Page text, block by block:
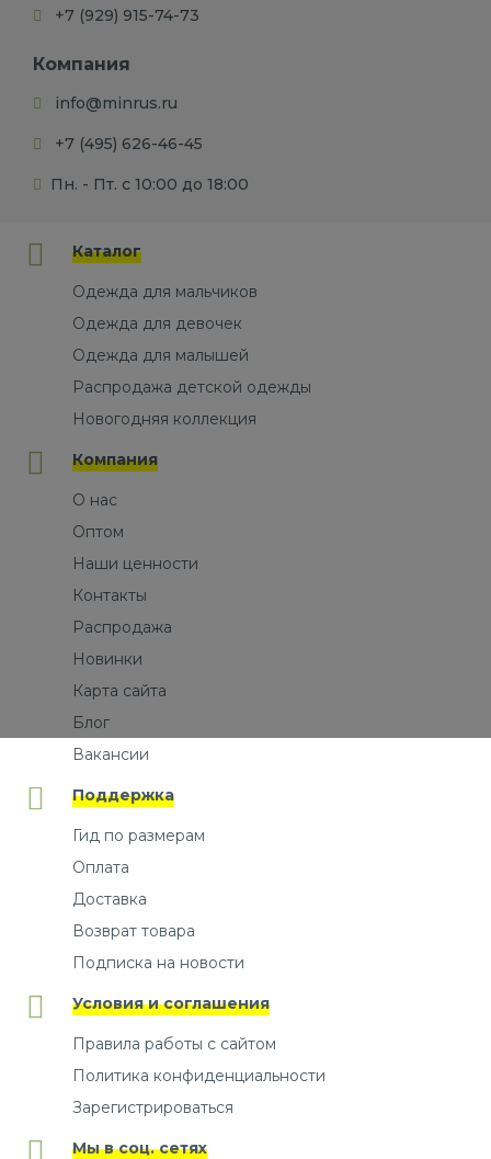
+7 (929) 915-74-73
Компания
info@minrus.ru
+7 (495) 626-46-45
Пн. - Пт. с 10:00 до 18:00
Каталог
Одежда для мальчиков
Одежда для девочек
Одежда для малышей
Распродажа детской одежды
Новогодняя коллекция
Компания
О нас
Оптом
Наши ценности
Контакты
Распродажа
Новинки
Карта сайта
Блог
Вакансии
Поддержка
Гид по размерам
Оплата
Доставка
Возврат товара
Подписка на новости
Условия и соглашения
Правила работы с сайтом
Политика конфиденциальности
Зарегистрироваться
Мы в соц. сетях